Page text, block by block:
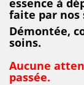
essence à
faite par nos
Démontée,
soins.
Aucune
passée.